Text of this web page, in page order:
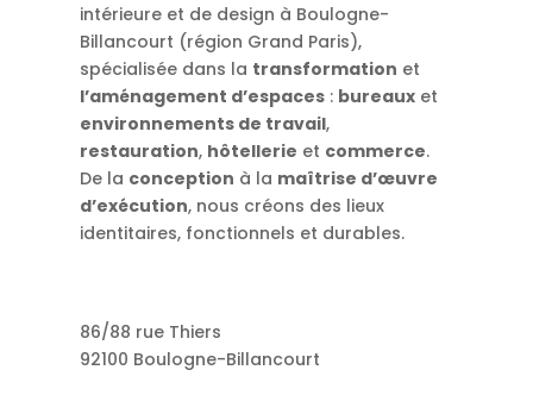
intérieure et de design à Boulogne-
Billancourt (région Grand Paris),
spécialisée dans la transformation et
l’aménagement d’espaces : bureaux et
environnements de travail,
restauration, hôtellerie et commerce.
De la conception à la maîtrise d’œuvre
d’exécution, nous créons des lieux
identitaires, fonctionnels et durables.
86/88 rue Thiers
92100 Boulogne-Billancourt